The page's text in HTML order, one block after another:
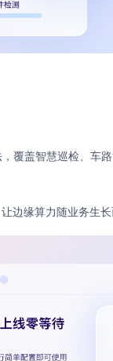
覆盖智慧巡检、车路
边缘算力随业务生